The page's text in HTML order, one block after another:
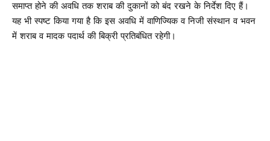
समाप्त होने की अवधि तक शराब की दुकानों को बंद रखने के निर्देश दिए हैं।
यह भी स्पष्ट किया गया है कि इस अवधि में वाणिज्यिक व निजी संस्थान व भवन
में शराब व मादक पदार्थ की बिक्री प्रतिबंधित रहेगी।